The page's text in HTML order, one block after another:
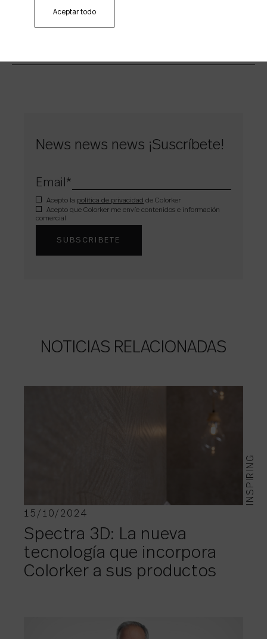
News news news ¡Suscríbete!
Email *
Acepto la política de privacidad de Colorker
Acepto que Colorker me envíe contenidos e información
comercial
NOTICIAS RELACIONADAS
INSPIRING
15/10/2024
Spectra 3D: La nueva
tecnología que incorpora
Colorker a sus productos
Aceptar todo